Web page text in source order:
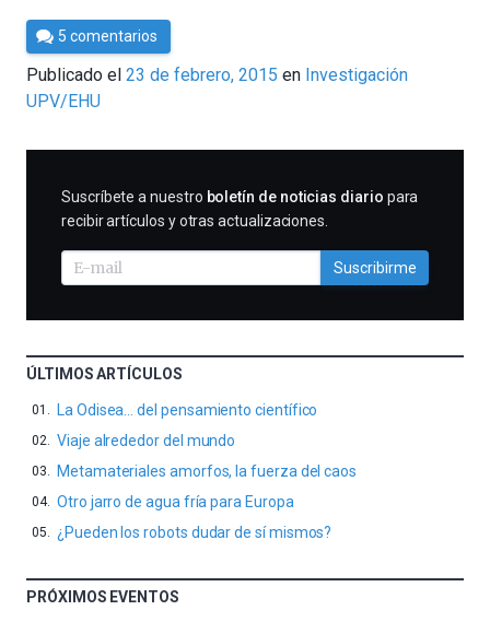
Por
César
Tomé
5 comentarios
Publicado el 23 de febrero, 2015 en Investigación
UPV/EHU
SUSCRIBIRME
Suscríbete a nuestro boletín de noticias diario para
recibir artículos y otras actualizaciones.
Suscribirme
ÚLTIMOS ARTÍCULOS
La Odisea… del pensamiento científico
Viaje alrededor del mundo
Metamateriales amorfos, la fuerza del caos
Otro jarro de agua fría para Europa
¿Pueden los robots dudar de sí mismos?
PRÓXIMOS EVENTOS